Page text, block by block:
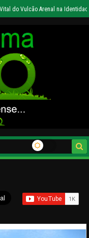
do Vulcão Arenal na